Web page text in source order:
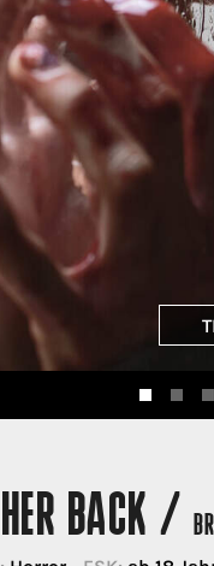
BACK /